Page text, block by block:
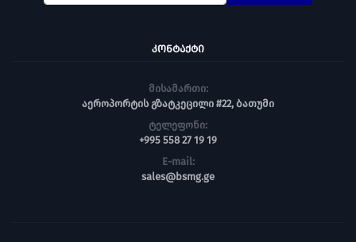
ᲙᲝᲜᲢᲐᲥᲢᲘ
მისამართი:
აეროპორტის გზატკეცილი #22, ბათუმი
ტელეფონი:
+995 558 27 19 19
E-mail:
sales@bsmg.ge